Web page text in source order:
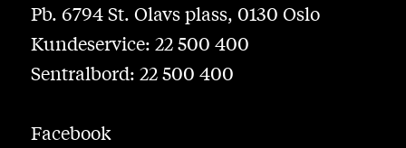
Pb. 6794 St. Olavs plass, 0130 Oslo
Kundeservice: 22 500 400
Sentralbord: 22 500 400
Facebook